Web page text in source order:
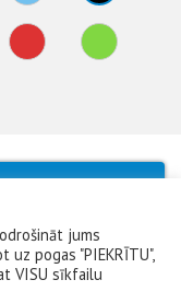
jums
pogas "PIEKRĪTU",
VISU sīkfailu